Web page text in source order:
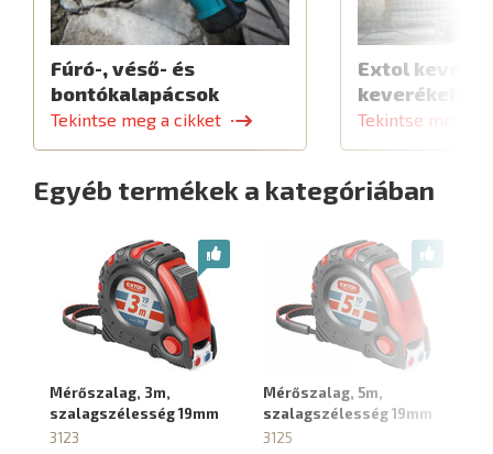
Fúró-, véső- és
bontókalapácsok
Tekintse meg a cikket
Extol
Tekintse meg a
Egyéb termékek a kategóriában
Mérőszalag, 3m,
szalagszélesség 19mm
3123
Mérőszalag, 5m,
szalagszélesség 19mm
3125